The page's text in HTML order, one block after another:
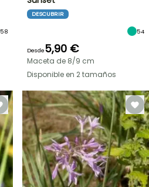
58
DESCUBRIR
54
Desde5,90 €
Maceta de 8/9 cm
Disponible en 2 tamaños